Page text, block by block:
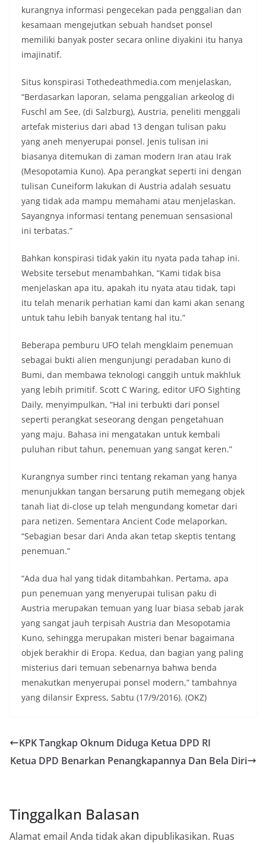
kurangnya informasi pengecekan pada penggalian dan
kesamaan mengejutkan sebuah handset ponsel
memiliki banyak poster secara online diyakini itu hanya
imajinatif.
Situs konspirasi Tothedeathmedia.com menjelaskan,
“Berdasarkan laporan, selama penggalian arkeolog di
Fuschl am See, (di Salzburg), Austria, peneliti menggali
artefak misterius dari abad 13 dengan tulisan paku
yang aneh menyerupai ponsel. Jenis tulisan ini
biasanya ditemukan di zaman modern Iran atau Irak
(Mesopotamia Kuno). Apa perangkat seperti ini dengan
tulisan Cuneiform lakukan di Austria adalah sesuatu
yang tidak ada mampu memahami atau menjelaskan.
Sayangnya informasi tentang penemuan sensasional
ini terbatas.”
Bahkan konspirasi tidak yakin itu nyata pada tahap ini.
Website tersebut menambahkan, “Kami tidak bisa
menjelaskan apa itu, apakah itu nyata atau tidak, tapi
itu telah menarik perhatian kami dan kami akan senang
untuk tahu lebih banyak tentang hal itu.”
Beberapa pemburu UFO telah mengklaim penemuan
sebagai bukti alien mengunjungi peradaban kuno di
Bumi, dan membawa teknologi canggih untuk makhluk
yang lebih primitif. Scott C Waring, editor UFO Sighting
Daily, menyimpulkan, “Hal ini terbukti dari ponsel
seperti perangkat seseorang dengan pengetahuan
yang maju. Bahasa ini mengatakan untuk kembali
puluhan ribut tahun, penemuan yang sangat keren.”
Kurangnya sumber rinci tentang rekaman yang hanya
menunjukkan tangan bersarung putih memegang objek
tanah liat di-close up telah mengundang kometar dari
para netizen. Sementara Ancient Code melaporkan,
“Sebagian besar dari Anda akan tetap skeptis tentang
penemuan.”
“Ada dua hal yang tidak ditambahkan. Pertama, apa
pun penemuan yang menyerupai tulisan paku di
Austria merupakan temuan yang luar biasa sebab jarak
yang sangat jauh terpisah Austria dan Mesopotamia
Kuno, sehingga merupakan misteri benar bagaimana
objek berakhir di Eropa. Kedua, dan bagian yang paling
misterius dari temuan sebenarnya bahwa benda
menakutkan menyerupai ponsel modern,” tambahnya
yang dilansir Express, Sabtu (17/9/2016). (OKZ)
KPK Tangkap Oknum Diduga Ketua DPD RI
Ketua DPD Benarkan Penangkapannya Dan Bela Diri
Tinggalkan Balasan
Alamat email Anda tidak akan dipublikasikan. Ruas